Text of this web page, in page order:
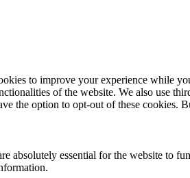
to improve your experience while
of the website. We also use
the option to opt-out of these cookies.
absolutely essential for the website to